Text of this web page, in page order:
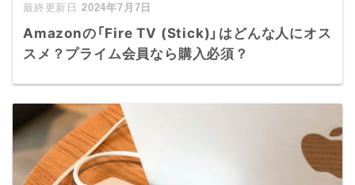
2024年7月7日
Amazonの「Fire TV (Stick)」はどんな人にオス
スメ？プライム会員なら購入必須？